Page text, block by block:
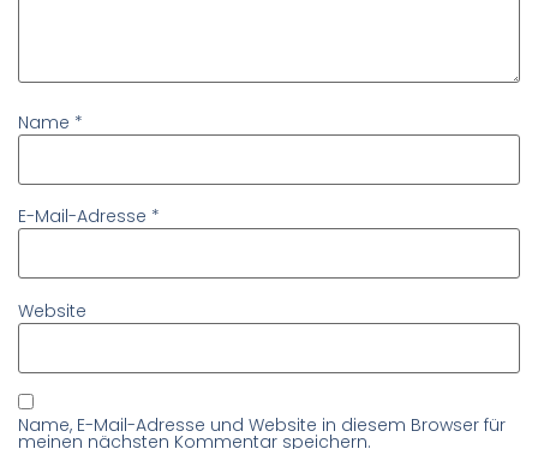
Name *
E-Mail-Adresse *
Website
Name, E-Mail-Adresse und Website in diesem Browser für
meinen nächsten Kommentar speichern.